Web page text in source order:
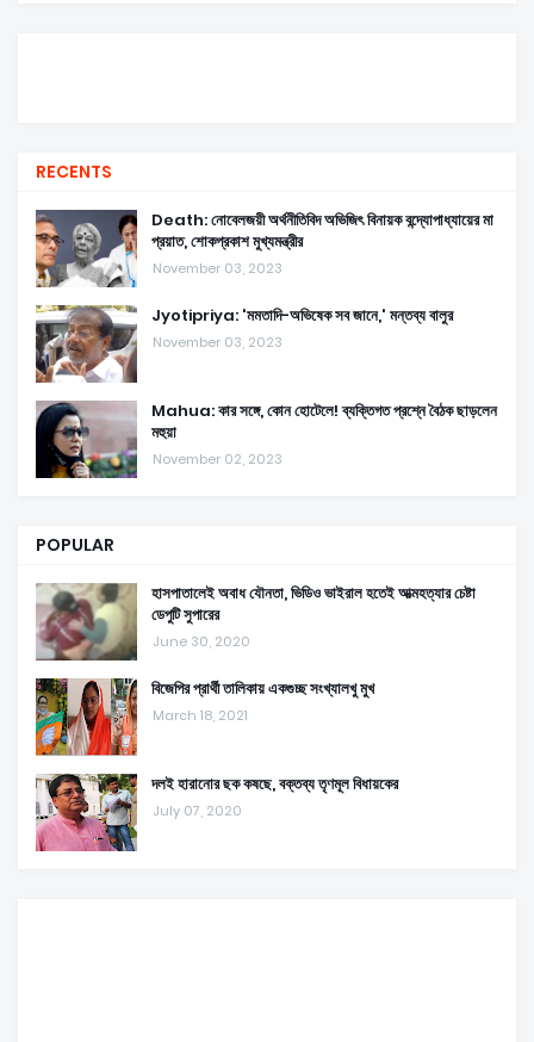
RECENTS
Death: নোবেলজয়ী অর্থনীতিবিদ অভিজিৎ বিনায়ক বন্দ্যোপাধ্যায়ের মা
প্রয়াত, শোকপ্রকাশ মুখ্যমন্ত্রীর
November 03, 2023
Jyotipriya: 'মমতাদি-অভিষেক সব জানে,' মন্তব্য বালুর
November 03, 2023
Mahua: কার সঙ্গে, কোন হোটেলে! ব্যক্তিগত প্রশ্নে বৈঠক ছাড়লেন
মহুয়া
November 02, 2023
POPULAR
হাসপাতালেই অবাধ যৌনতা, ভিডিও ভাইরাল হতেই আত্মহত্যার চেষ্টা
ডেপুটি সুপারের
June 30, 2020
বিজেপির প্রার্থী তালিকায় একগুচ্ছ সংখ্যালখু মুখ
March 18, 2021
দলই হারানোর ছক কষছে, বক্তব্য তৃণমূল বিধায়কের
July 07, 2020